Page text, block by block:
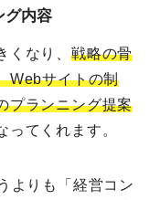
グ内容
くなり、 戦略の骨
Webサイトの制
プランニング提案
ってくれます。
よりも「経営コン